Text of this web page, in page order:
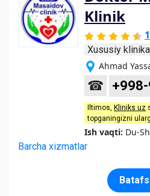
Klinik
Xususiy klinika
Ahmad
☎
Iltimos, Kliniks uz
topganingizni
Ish vaqti: Du-
Barcha xizmatlar